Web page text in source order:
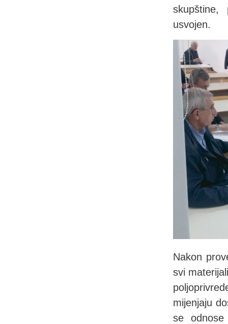
skupštine,
usvojen.
Nakon
svi
mijenjaju
se